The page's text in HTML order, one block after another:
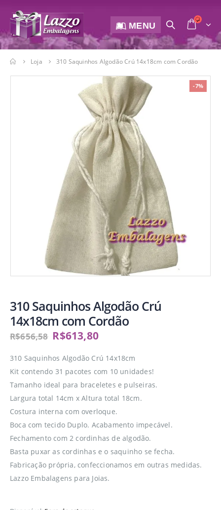
MENU
Loja 310 Saquinhos Algodão Crú 14x18cm com Cordão
-7%
310 Saquinhos Algodão Crú
14x18cm com Cordão
R$656,58 R$613,80
310 Saquinhos Algodão Crú 14x18cm
Kit contendo 31 pacotes com 10 unidades!
Tamanho ideal para braceletes e pulseiras.
Largura total 14cm x Altura total 18cm.
Costura interna com overloque.
Boca com tecido Duplo. Acabamento impecável.
Fechamento com 2 cordinhas de algodão.
Basta puxar as cordinhas e o saquinho se fecha.
Fabricação própria, confeccionamos em outras medidas.
Lazzo Embalagens para Joias.